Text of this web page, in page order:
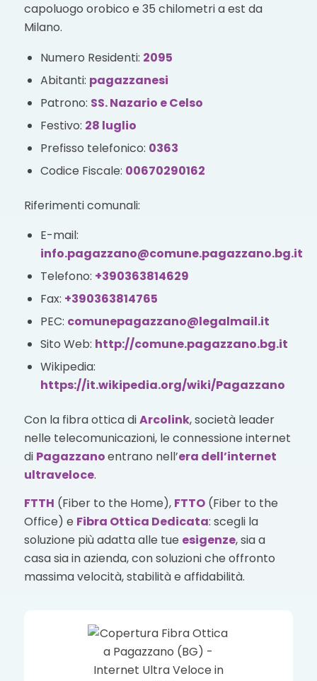
capoluogo orobico e 35 chilometri a est da
Milano.
Numero Residenti: 2095
Abitanti: pagazzanesi
Patrono: SS. Nazario e Celso
Festivo: 28 luglio
Prefisso telefonico: 0363
Codice Fiscale: 00670290162
Riferimenti comunali:
E-mail:
info.pagazzano@comune.pagazzano.bg.it
Telefono: +390363814629
Fax: +390363814765
PEC: comunepagazzano@legalmail.it
Sito Web: http://comune.pagazzano.bg.it
Wikipedia:
https://it.wikipedia.org/wiki/Pagazzano
Con la fibra ottica diArcolink, società leader
nelle telecomunicazioni, le connessione internet
di Pagazzanoentrano nell’era dell’internet
ultraveloce.
FTTH (Fiber to the Home), FTTO(Fiber to the
Office) e Fibra Ottica Dedicata: scegli la
soluzione più adatta alle tue esigenze, sia a
casa sia in azienda, con soluzioni che offronto
massima velocità, stabilità e affidabilità.